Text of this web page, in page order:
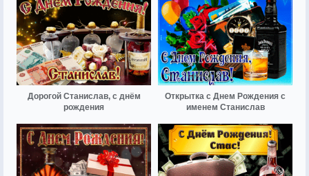
Дорогой Станислав, с днём
рождения
Открытка с Днем Рождения с
именем Станислав